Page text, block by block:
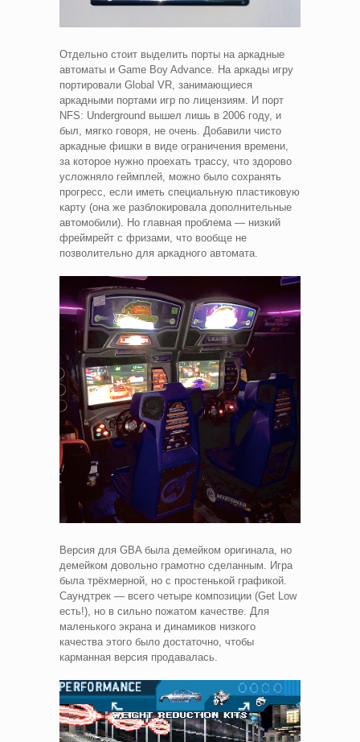
Отдельно стоит выделить порты на аркадные
автоматы и Game Boy Advance. На аркады игру
портировали Global VR, занимающиеся
аркадными портами игр по лицензиям. И порт
NFS: Underground вышел лишь в 2006 году, и
был, мягко говоря, не очень. Добавили чисто
аркадные фишки в виде ограничения времени,
за которое нужно проехать трассу, что здорово
усложняло геймплей, можно было сохранять
прогресс, если иметь специальную пластиковую
карту (она же разблокировала дополнительные
автомобили). Но главная проблема — низкий
фреймрейт с фризами, что вообще не
позволительно для аркадного автомата.
Версия для GBA была демейком оригинала, но
демейком довольно грамотно сделанным. Игра
была трёхмерной, но с простенькой графикой.
Саундтрек — всего четыре композиции (Get Low
есть!), но в сильно пожатом качестве. Для
маленького экрана и динамиков низкого
качества этого было достаточно, чтобы
карманная версия продавалась.